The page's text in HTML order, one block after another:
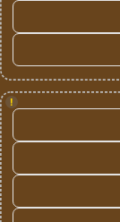
!